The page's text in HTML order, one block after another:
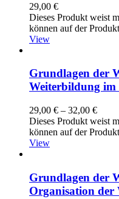
29,00 €
Dieses Produkt weist
können auf der
View
Grundlagen der
Weiterbildung im
29,00 € – 32,00 €
Dieses Produkt weist
können auf der
View
Grundlagen der
Organisation der